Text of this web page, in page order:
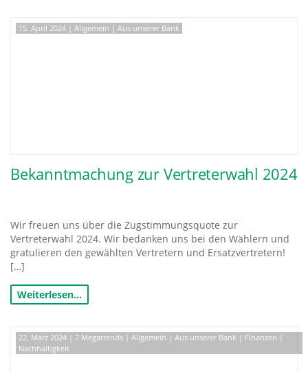
15. April 2024 | Allgemein | Aus unserer Bank
Bekanntmachung zur Vertreterwahl 2024
Wir freuen uns über die Zugstimmungsquote zur
Vertreterwahl 2024. Wir bedanken uns bei den Wählern und
gratulieren den gewählten Vertretern und Ersatzvertretern!
[…]
Weiterlesen…
22. März 2024 | 7 Megatrends | Allgemein | Aus unserer Bank | Finanzen |
Nachhaltigkeit